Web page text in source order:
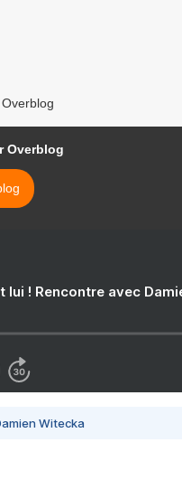
Overblog
! Rencontre avec
Witecka